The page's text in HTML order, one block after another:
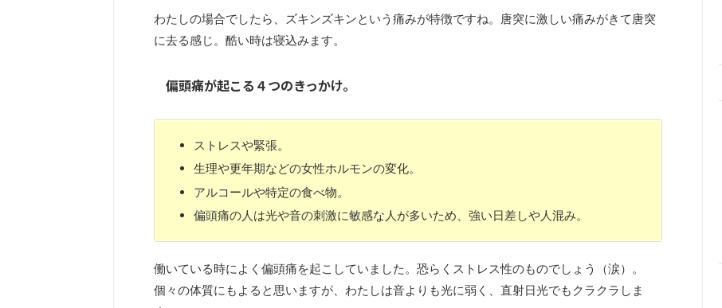
わたしの場合でしたら、ズキンズキンという痛みが特徴ですね。唐突に激しい痛みがきて唐突
に去る感じ。酷い時は寝込みます。
偏頭痛が起こる４つのきっかけ。
ストレスや緊張。
生理や更年期などの女性ホルモンの変化。
アルコールや特定の食べ物。
偏頭痛の人は光や音の刺激に敏感な人が多いため、強い日差しや人混み。
働いている時によく偏頭痛を起こしていました。恐らくストレス性のものでしょう（涙）。
個々の体質にもよると思いますが、わたしは音よりも光に弱く、直射日光でもクラクラしま